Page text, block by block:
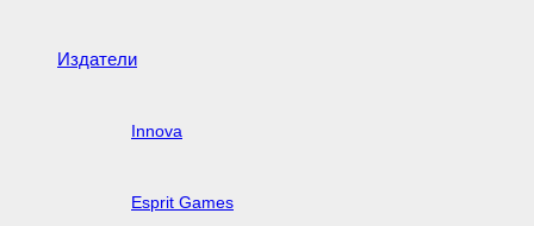
Издатели
Innova
Esprit Games